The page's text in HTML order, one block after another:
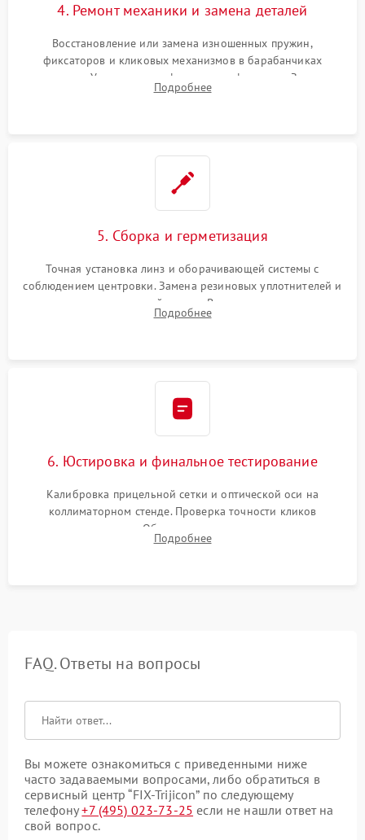
4. Ремонт механики и замена деталей
Восстановление или замена изношенных пружин,
фиксаторов и кликовых механизмов в барабанчиках
поправок. Устранение люфтов в трансфокаторе. Замена
поврежденных линз, разбитой сетки или восстановление
Подробнее
5. Сборка и герметизация
Точная установка линз и оборачивающей системы с
соблюдением центровки. Замена резиновых уплотнителей и
нанесение влагозащитной смазки. Вакуумирование корпуса
и заполнение его осушенным азотом или аргоном для
Подробнее
6. Юстировка и финальное тестирование
Калибровка прицельной сетки и оптической оси на
коллиматорном стенде. Проверка точности кликов
механизма поправок. Обязательное испытание прицела на
ударном стенде для проверки устойчивости к отдаче и
Подробнее
FAQ. Ответы на вопросы
Вы можете ознакомиться с приведенными ниже
часто задаваемыми вопросами, либо обратиться в
сервисный центр “FIX-Trijicon” по следующему
телефону+7 (495) 023-73-25 если не нашли ответ на
свой вопрос.